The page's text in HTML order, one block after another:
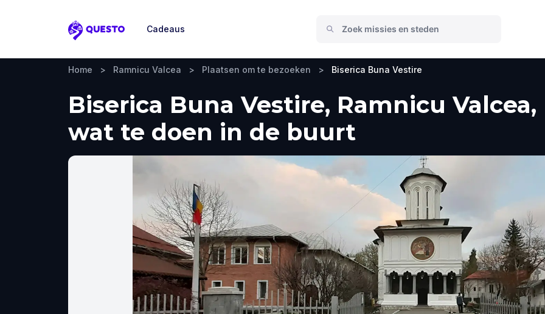
Questo
Cadeaus
Home > Ramnicu Valcea > Plaatsen om te bezoeken > Biserica Buna Vestire
Biserica Buna Vestire, Ramnicu
wat te doen in de buurt